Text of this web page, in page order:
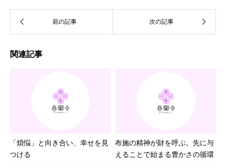
関連記事
「煩悩」と向き合い、幸せを見
つける
布施の精神が財を呼ぶ。先に与
えることで始まる豊かさの循環